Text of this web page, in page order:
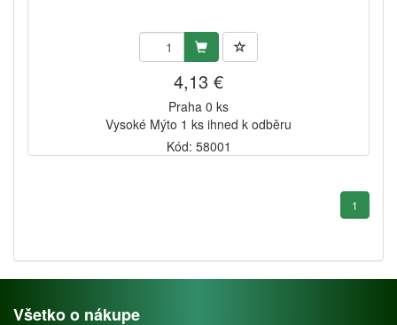
4,13 €
Praha 0 ks
Vysoké Mýto 1 ks ihned k odběru
Kód: 58001
1
Všetko o nákupe